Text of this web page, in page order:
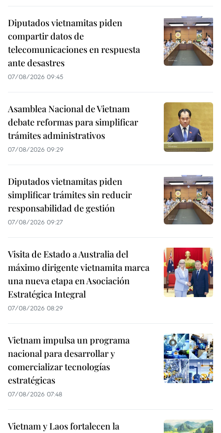
Diputados vietnamitas piden
compartir datos de
telecomunicaciones en respuesta
ante desastres
07/08/2026 09:45
Asamblea Nacional de Vietnam
debate reformas para simplificar
trámites administrativos
07/08/2026 09:29
Diputados vietnamitas piden
simplificar trámites sin reducir
responsabilidad de gestión
07/08/2026 09:27
Visita de Estado a Australia del
máximo dirigente vietnamita marca
una nueva etapa en Asociación
Estratégica Integral
07/08/2026 08:29
Vietnam impulsa un programa
nacional para desarrollar y
comercializar tecnologías
estratégicas
07/08/2026 07:48
Vietnam y Laos fortalecen la